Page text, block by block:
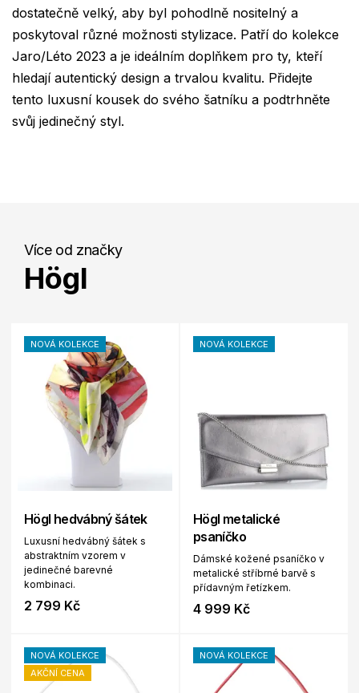
dostatečně velký, aby byl pohodlně nositelný a
poskytoval různé možnosti stylizace. Patří do kolekce
Jaro/Léto 2023 a je ideálním doplňkem pro ty, kteří
hledají autentický design a trvalou kvalitu. Přidejte
tento luxusní kousek do svého šatníku a podtrhněte
svůj jedinečný styl.
Více od značky
Högl
NOVÁ KOLEKCE
Högl hedvábný šátek
Luxusní hedvábný šátek s
abstraktním vzorem v
jedinečné barevné
kombinaci.
2 799 Kč
NOVÁ KOLEKCE
Högl metalické
psaníčko
Dámské kožené psaníčko v
metalické stříbrné barvě s
přídavným řetízkem.
4 999 Kč
NOVÁ KOLEKCE
AKČNÍ CENA
NOVÁ KOLEKCE